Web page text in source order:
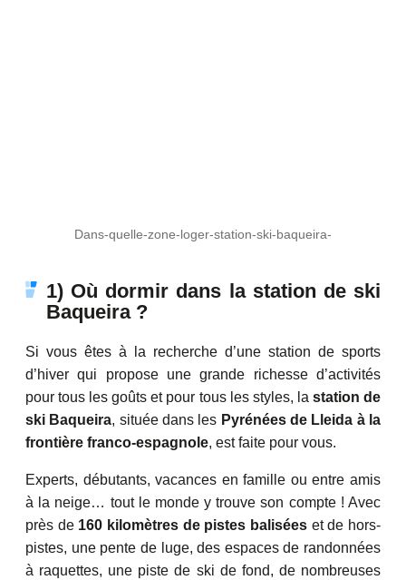
Dans-quelle-zone-loger-station-ski-baqueira-
1) Où dormir dans la station de ski
Baqueira ?
Si vous êtes à la recherche d’une station de sports
d’hiver qui propose une grande richesse d’activités
pour tous les goûts et pour tous les styles, la station de
ski Baqueira, située dans les Pyrénées de Lleida à la
frontière franco-espagnole, est faite pour vous.
Experts, débutants, vacances en famille ou entre amis
à la neige… tout le monde y trouve son compte ! Avec
près de 160 kilomètres de pistes balisées et de hors-
pistes, une pente de luge, des espaces de randonnées
à raquettes, une piste de ski de fond, de nombreuses